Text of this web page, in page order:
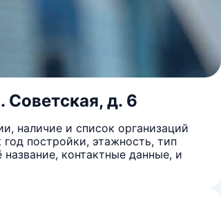
Советская, д. 6
наличие и список организаций
постройки, этажность, тип
контактные данные, и